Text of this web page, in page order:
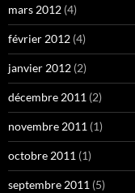
mars 2012 (4)
février 2012 (4)
janvier 2012 (2)
décembre 2011 (2)
novembre 2011 (1)
octobre 2011 (1)
septembre 2011 (5)